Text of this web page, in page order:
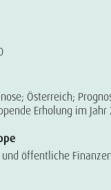
Österreich;
Erholung im Jahr
öffentliche Finanzen